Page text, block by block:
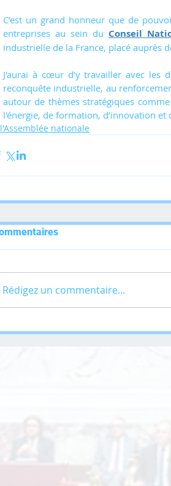
C’est un grand honneur que de
entreprises au sein du Conseil
industrielle de la France, placé auprès
J'aurai à cœur d’y travailler avec les
reconquête industrielle, au
autour de thèmes stratégiques
l'énergie, de formation, d’innovation
nationale
Rédigez un commentaire...